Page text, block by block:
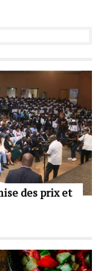
des prix et